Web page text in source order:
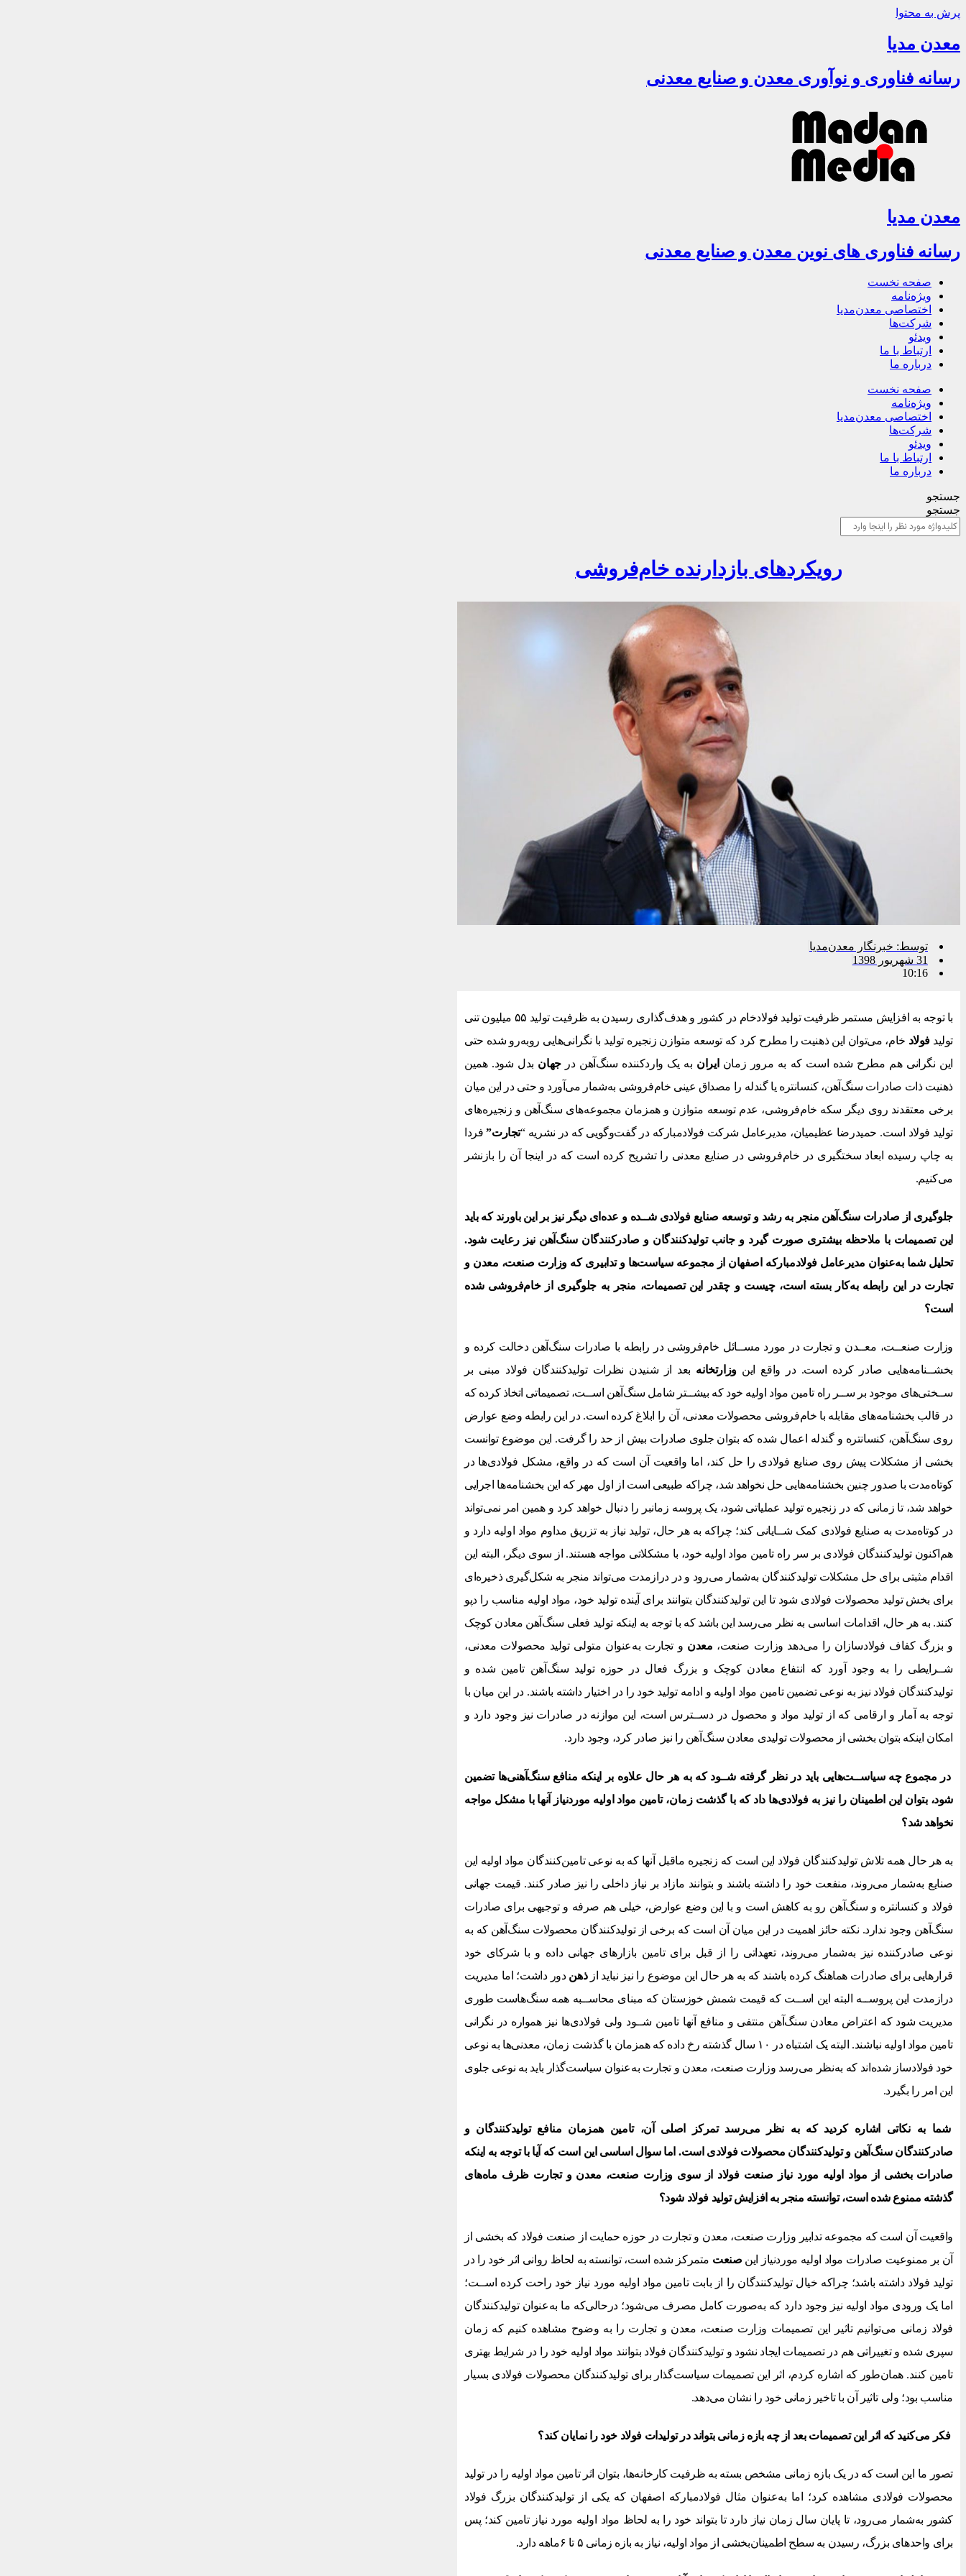
پرش به محتوا
معدن مدیا
رسانه فناوری و نوآوری معدن و صنایع معدنی
معدن مدیا
رسانه فناوری های نوین معدن و صنایع معدنی
صفحه نخست
ویژه‌نامه
اختصاصی معدن‌مدیا
شرکت‌ها
ویدئو
ارتباط با ما
درباره ما
صفحه نخست
ویژه‌نامه
اختصاصی معدن‌مدیا
شرکت‌ها
ویدئو
ارتباط با ما
درباره ما
جستجو
جستجو
رویکردهای بازدارنده خام‌فروشی
توسط: خبرنگار معدن‌مدیا
31 شهریور 1398
10:16
با توجه به افزایش مستمر ظرفیت تولید فولادخام در کشور و هدف‌گذاری رسیدن به ظرفیت تولید ۵۵ میلیون تنی
تولید فولاد خام، می‌توان این ذهنیت را مطرح کرد که توسعه متوازن زنجیره تولید با نگرانی‌هایی روبه‌رو شده حتی
این نگرانی هم مطرح شده است که به مرور زمان ایران به یک واردکننده سنگ‌آهن درجهان بدل شود. همین
ذهنیت ذات صادرات سنگ‌آهن، کنسانتره یا گندله را مصداق عینی خام‌فروشی به‌شمار می‌آورد و حتی در این میان
برخی معتقدند روی دیگر سکه خام‌فروشی، عدم توسعه متوازن و همزمان مجموعه‌های سنگ‌آهن و زنجیره‌های
تولید فولاد است. حمیدرضا عظیمیان، مدیرعامل شرکت فولادمبارکه در گفت‌وگویی که در نشریه “تجارت”فردا
به چاپ رسیده ابعاد سختگیری در خام‌فروشی در صنایع معدنی را تشریح کرده است که در اینجا آن را باز‌نشر
می‌کنیم.
جلوگیری از صادرات سنگ‌آهن منجر بهرشد و توسعه صنایع فولادی شــده و عده‌ای دیگر نیز بر این باورند که باید
این تصمیمات با ملاحظه بیشتری صورت گیرد و جانب تولیدکنندگان و صادرکنندگان سنگ‌آهن نیز رعایت شود.
تحلیل شما به‌عنوان مدیرعامل فولادمبارکه اصفهان از مجموعه سیاست‌ها و تدابیری که وزارت صنعت، معدن و
تجارت در این رابطه به‌کار بسته است، چیست و چقدر این تصمیمات، منجر به جلوگیری از خام‌فروشی شده
است؟
وزارت صنعــت، معــدن و تجارت در مورد مســائل خام‌فروشی در رابطه با صادرات سنگ‌آهن دخالت کرده و
بخشــنامه‌هایی صادر کرده است. در واقع اینوزارتخانه بعد از شنیدن نظرات تولیدکنندگان فولاد مبنی بر
ســختی‌های موجود بر ســر راه تامین مواد اولیه خود که بیشــتر شامل سنگ‌آهن اســت، تصمیماتی اتخاذ کرده که
در قالب بخشنامه‌های مقابله با خام‌فروشی محصولات معدنی، آن را ابلاغ کرده است. در این رابطه وضع عوارض
روی سنگ‌آهن، کنسانتره و گندله اعمال شده که بتوان جلوی صادرات بیش از حد را گرفت. این موضوع توانست
بخشی از مشکلات پیش روی صنایع فولادی را حل کند، اما واقعیت آن است که در واقع، مشکل فولادی‌ها در
کوتاه‌مدت با صدور چنین بخشنامه‌هایی حل نخواهد شد، چراکه طبیعی است از اول مهر که این بخشنامه‌ها اجرایی
خواهد شد، تا زمانی که در زنجیره تولید عملیاتی شود، یک پروسه زمانبر را دنبال خواهد کرد و همین امر نمی‌تواند
در کوتاه‌مدت به صنایع فولادی کمک شــایانی کند؛ چراکه به هر حال، تولید نیاز به تزریق مداوم مواد اولیه دارد و
هم‌اکنون تولیدکنندگان فولادی بر سر راه تامین مواد اولیه خود، با مشکلاتی مواجه هستند. از سوی دیگر، البته این
اقدام مثبتی برای حل مشکلات تولیدکنندگان به‌شمار می‌رود و در درازمدت می‌تواند منجر به شکل‌گیری ذخیره‌ای
برای بخش تولید محصولات فولادی شود تا این تولیدکنندگان بتوانند برای آینده تولید خود، مواد اولیه مناسب را دپو
کنند. به هر حال، اقدامات اساسی به نظر می‌رسد این باشد که با توجه به اینکه تولید فعلی سنگ‌آهن معادن کوچک
و بزرگ کفاف فولادسازان را می‌دهد وزارت صنعت، معدن و تجارت به‌عنوان متولی تولید محصولات معدنی،
شــرایطی را به وجود آورد که انتفاع معادن کوچک و بزرگ فعال در حوزه تولید سنگ‌آهن تامین شده و
تولیدکنندگان فولاد نیز به نوعی تضمین تامین مواد اولیه و ادامه تولید خود را در اختیار داشته باشند. در این میان با
توجه به آمار و ارقامی که از تولید مواد و محصول در دســترس است، این موازنه در صادرات نیز وجود دارد و
امکان اینکه بتوان بخشی از محصولات تولیدی معادن سنگ‌آهن را نیز صادر کرد، وجود دارد.
در مجموع چه سیاســت‌هایی باید در نظر گرفته شــود که به هر حال علاوه بر اینکه منافع سنگ‌آهنی‌ها تضمین
شود، بتوان این اطمینان را نیز به فولادی‌ها داد که با گذشت زمان، تامین مواد اولیه موردنیاز آنها با مشکل مواجه
نخواهد شد؟
به هر حال همه تلاش تولیدکنندگان فولاد این است که زنجیره ماقبل آنها که به نوعی تامین‌کنندگان مواد اولیه این
صنایع به‌شمار می‌روند، منفعت خود را داشته باشند و بتوانند مازاد بر نیاز داخلی را نیز صادر کنند. قیمت جهانی
فولاد و کنسانتره و سنگ‌آهن رو به کاهش است و با این وضع عوارض، خیلی هم صرفه و توجیهی برای صادرات
سنگ‌آهن وجود ندارد. نکته حائز اهمیت در این میان آن است که برخی از تولیدکنندگان محصولات سنگ‌آهن که به
نوعی صادرکننده نیز به‌شمار می‌روند، تعهداتی را از قبل برای تامین بازارهای جهانی داده و با شرکای خود
قرارهایی برای صادرات هماهنگ کرده باشند که به هر حال این موضوع را نیز نباید ازذهن دور داشت؛ اما مدیریت
درازمدت این پروســه البته این اســت که قیمت شمش خوزستان که مبنای محاســبه همه سنگ‌هاست طوری
مدیریت شود که اعتراض معادن سنگ‌آهن منتفی و منافع آنها تامین شــود ولی فولادی‌ها نیز همواره در نگرانی
تامین مواد اولیه نباشند. البته یک اشتباه در ۱۰ سال گذشته رخ داده که همزمان با گذشت زمان، معدنی‌ها به نوعی
خود فولادساز شده‌اند که به‌نظر می‌رسد وزارت صنعت، معدن و تجارت به‌عنوان سیاست‌گذار باید به نوعی جلوی
این امر را بگیرد.
شما به نکاتی اشاره کردید که به نظر می‌رسد تمرکز اصلی آن، تامین همزمان منافع تولیدکنندگان و
صادرکنندگان سنگ‌آهن و تولیدکنندگان محصولات فولادی است. اما سوال اساسی این است که آیا با توجه به اینکه
صادرات بخشی از مواد اولیه مورد نیاز صنعت فولاد از سوی وزارت صنعت، معدن و تجارت ظرف ماه‌های
گذشته ممنوع شده است، توانسته منجر به افزایش تولید فولاد شود؟
واقعیت آن است که مجموعه تدابیر وزارت صنعت، معدن و تجارت در حوزه حمایت از صنعت فولاد که بخشی از
آن بر ممنوعیت صادرات مواد اولیه موردنیاز این صنعت متمرکز شده است، توانسته به لحاظ روانی اثر خود را در
تولید فولاد داشته باشد؛ چراکه خیال تولیدکنندگان را از بابت تامین مواد اولیه مورد نیاز خود راحت کرده اســت؛
اما یک ورودی مواد اولیه نیز وجود دارد که به‌صورت کامل مصرف می‌شود؛ درحالی‌که ما به‌عنوان تولیدکنندگان
فولاد زمانی می‌توانیم تاثیر این تصمیمات وزارت صنعت، معدن و تجارت را به وضوح مشاهده کنیم که زمان
سپری شده و تغییراتی هم در تصمیمات ایجاد نشود و تولیدکنندگان فولاد بتوانند مواد اولیه خود را در شرایط بهتری
تامین کنند. همان‌طور که اشاره کردم، اثر این تصمیمات سیاست‌گذار برای تولیدکنندگان محصولات فولادی بسیار
مناسب بود؛ ولی تاثیر آن با تاخیر زمانی خود را نشان می‌دهد.
فکر می‌کنید که اثر این تصمیمات بعد از چه بازه زمانی بتواند در تولیدات فولاد خود را نمایان کند؟
تصور ما این است که در یک بازه زمانی مشخص بسته به ظرفیت کارخانه‌ها، بتوان اثر تامین مواد اولیه را در تولید
محصولات فولادی مشاهده کرد؛ اما به‌عنوان مثال فولادمبارکه اصفهان که یکی از تولیدکنندگان بزرگ فولاد
کشور به‌شمار می‌رود، تا پایان سال زمان نیاز دارد تا بتواند خود را به لحاظ مواد اولیه مورد نیاز تامین کند؛ پس
برای واحدهای بزرگ، رسیدن به سطح اطمینان‌بخشی از مواد اولیه، نیاز به بازه زمانی ۵ تا ۶‌ماهه دارد.